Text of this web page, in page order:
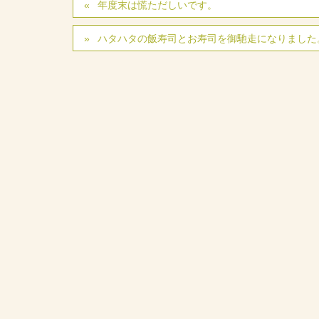
年度末は慌ただしいです。
ハタハタの飯寿司とお寿司を御馳走になりました